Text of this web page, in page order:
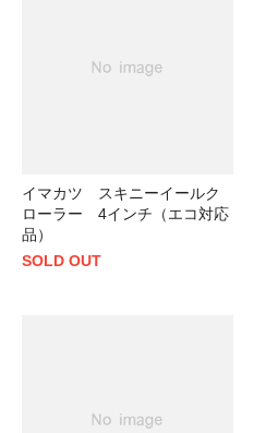
イマカツ スキニーイールク
ローラー 4インチ（エコ対応
品）
SOLD OUT